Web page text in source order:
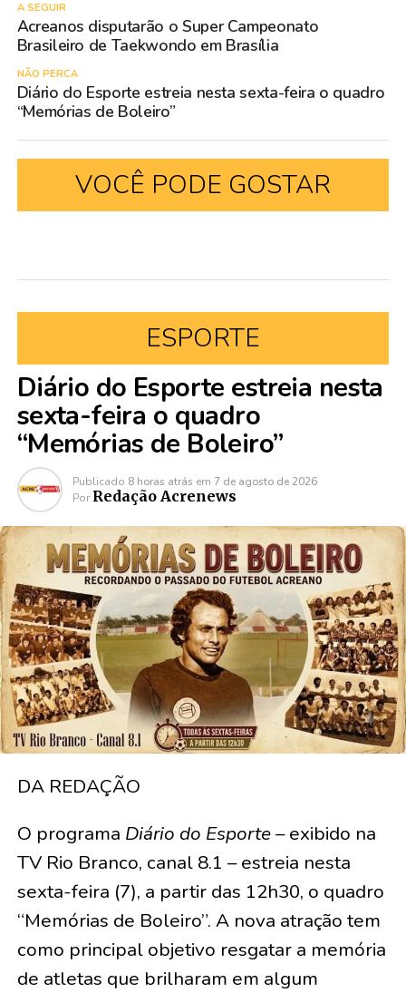
A SEGUIR
Acreanos disputarão o Super Campeonato
Brasileiro de Taekwondo em Brasília
NÃO PERCA
Diário do Esporte estreia nesta sexta-feira o quadro
“Memórias de Boleiro”
VOCÊ PODE GOSTAR
ESPORTE
Diário do Esporte estreia nesta
sexta-feira o quadro
“Memórias de Boleiro”
Publicado 8 horas atrás em 7 de agosto de 2026
Por Redação Acrenews
DA REDAÇÃO
O programa Diário do Esporte– exibido na
TV Rio Branco, canal 8.1 – estreia nesta
sexta-feira (7), a partir das 12h30, o quadro
“Memórias de Boleiro”. A nova atração tem
como principal objetivo resgatar a memória
de atletas que brilharam em algum